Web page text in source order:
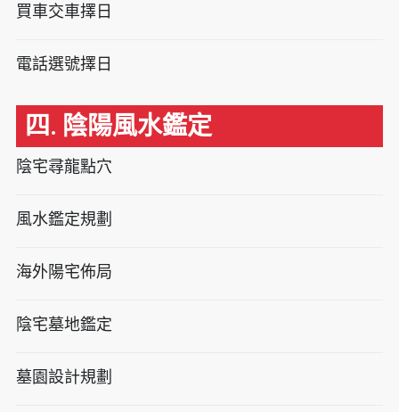
買車交車擇日
電話選號擇日
四. 陰陽風水鑑定
陰宅尋龍點穴
風水鑑定規劃
海外陽宅佈局
陰宅墓地鑑定
墓園設計規劃